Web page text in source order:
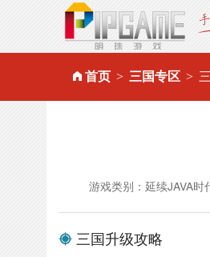
首页 三国专区
游戏类别：延续JAVA时
三国升级攻略